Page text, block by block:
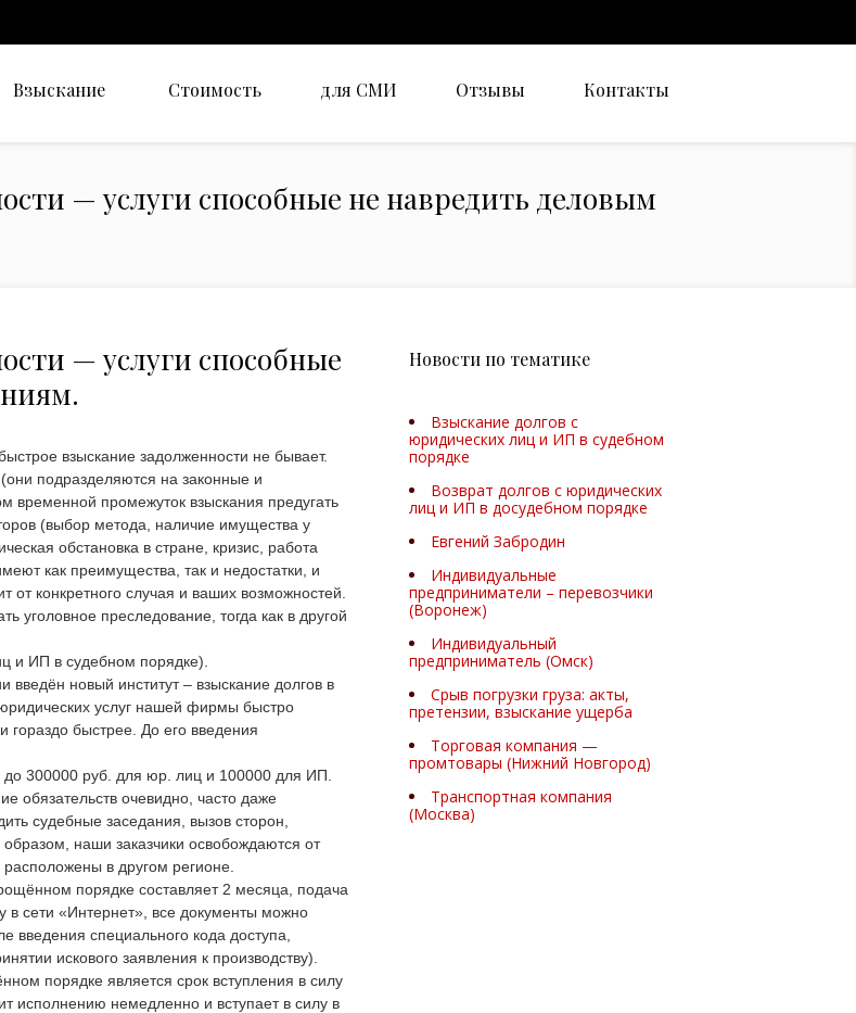
Взыскание Стоимость для СМИ Отзывы Контакты
— услуги способные не навредить деловым
— услуги способные
взыскание задолженности не бывает.
подразделяются на законные и
временной промежуток взыскания предугать
(выбор метода, наличие имущества у
обстановка в стране, кризис, работа
как преимущества, так и недостатки, и
от конкретного случая и ваших возможностей.
уголовное преследование, тогда как в другой
и ИП в судебном порядке).
новый институт – взыскание долгов в
услуг нашей фирмы быстро
гораздо быстрее. До его введения
до 300000 руб. для юр. лиц и 100000 для ИП.
обязательств очевидно, часто даже
судебные заседания, вызов сторон,
наши заказчики освобождаются от
в другом регионе.
порядке составляет 2 месяца, подача
в сети «Интернет», все документы можно
введения специального кода доступа,
искового заявления к производству).
порядке является срок вступления в силу
исполнению немедленно и вступает в силу в
Новости по тематике
Взыскание долгов с
юридических лиц и ИП в судебном
порядке
Возврат долгов с юридических
лиц и ИП в досудебном порядке
Евгений Забродин
Индивидуальные
предприниматели – перевозчики
(Воронеж)
Индивидуальный
предприниматель (Омск)
Срыв погрузки груза: акты,
претензии, взыскание ущерба
Торговая компания —
промтовары (Нижний Новгород)
Транспортная компания
(Москва)